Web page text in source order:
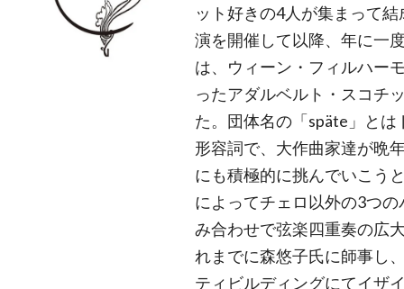
ット好きの4人が集まって
演を開催して以降、年に一
は、ウィーン・フィルハー
ったアダルベルト・スコチ
た。団体名の「späte」と
形容詞で、大作曲家達が晩
にも積極的に挑んでいこう
によってチェロ以外の3つ
み合わせで弦楽四重奏の広
れまでに森悠子氏に師事し
ティビルディングにてイザ